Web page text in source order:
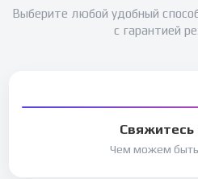
Выберите любой удобный
с гарантией
Свяжитесь
Чем можем